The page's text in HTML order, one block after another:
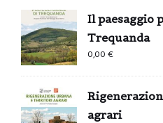
era:
0,99 €.
è:
Il paesaggio
Trequanda
0,00€
agrari